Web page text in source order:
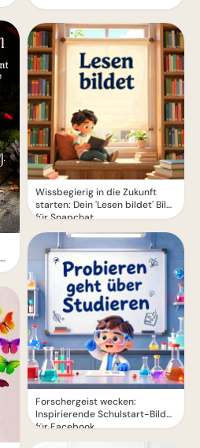
Wissbegierig in die Zukunft
starten: Dein 'Lesen bildet' Bild
für Snapchat
Forschergeist wecken:
Inspirierende Schulstart-Bilder
für Facebook